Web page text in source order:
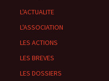
L'ACTUALITE
L'ASSOCIATION
LES ACTIONS
LES BREVES
LES DOSSIERS